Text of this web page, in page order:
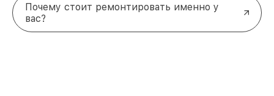
Почему стоит ремонтировать именно у
вас?